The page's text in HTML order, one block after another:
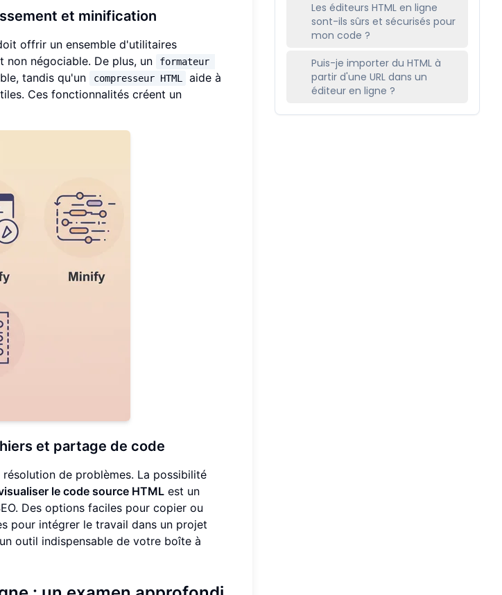
et minification
offrir un ensemble d'utilitaires
non négociable. De plus, un
formateur
tandis qu'un compresseur HTML
aide à
Ces fonctionnalités créent un
et partage de code
de problèmes. La possibilité
le code source HTML est un
Des options faciles pour copier ou
pour intégrer le travail dans un projet
outil indispensable de votre boîte à
Les éditeurs HTML en ligne
sont-ils sûrs et sécurisés pour
mon code ?
Puis-je importer du HTML à
partir d'une URL dans un
éditeur en ligne ?